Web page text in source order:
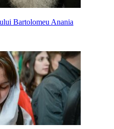
Bartolomeu Anania